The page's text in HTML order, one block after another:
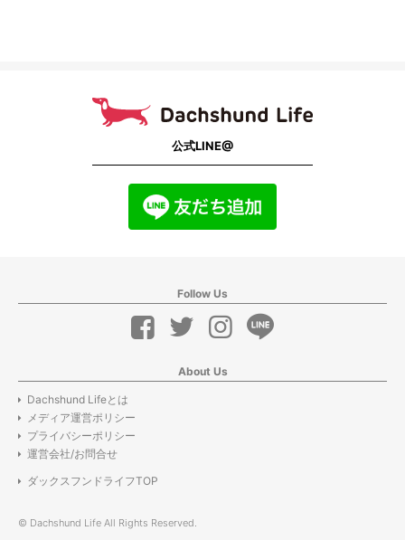
公式LINE@
Follow Us
About Us
Dachshund Lifeとは
メディア運営ポリシー
プライバシーポリシー
運営会社/お問合せ
ダックスフンドライフTOP
© Dachshund Life All Rights Reserved.